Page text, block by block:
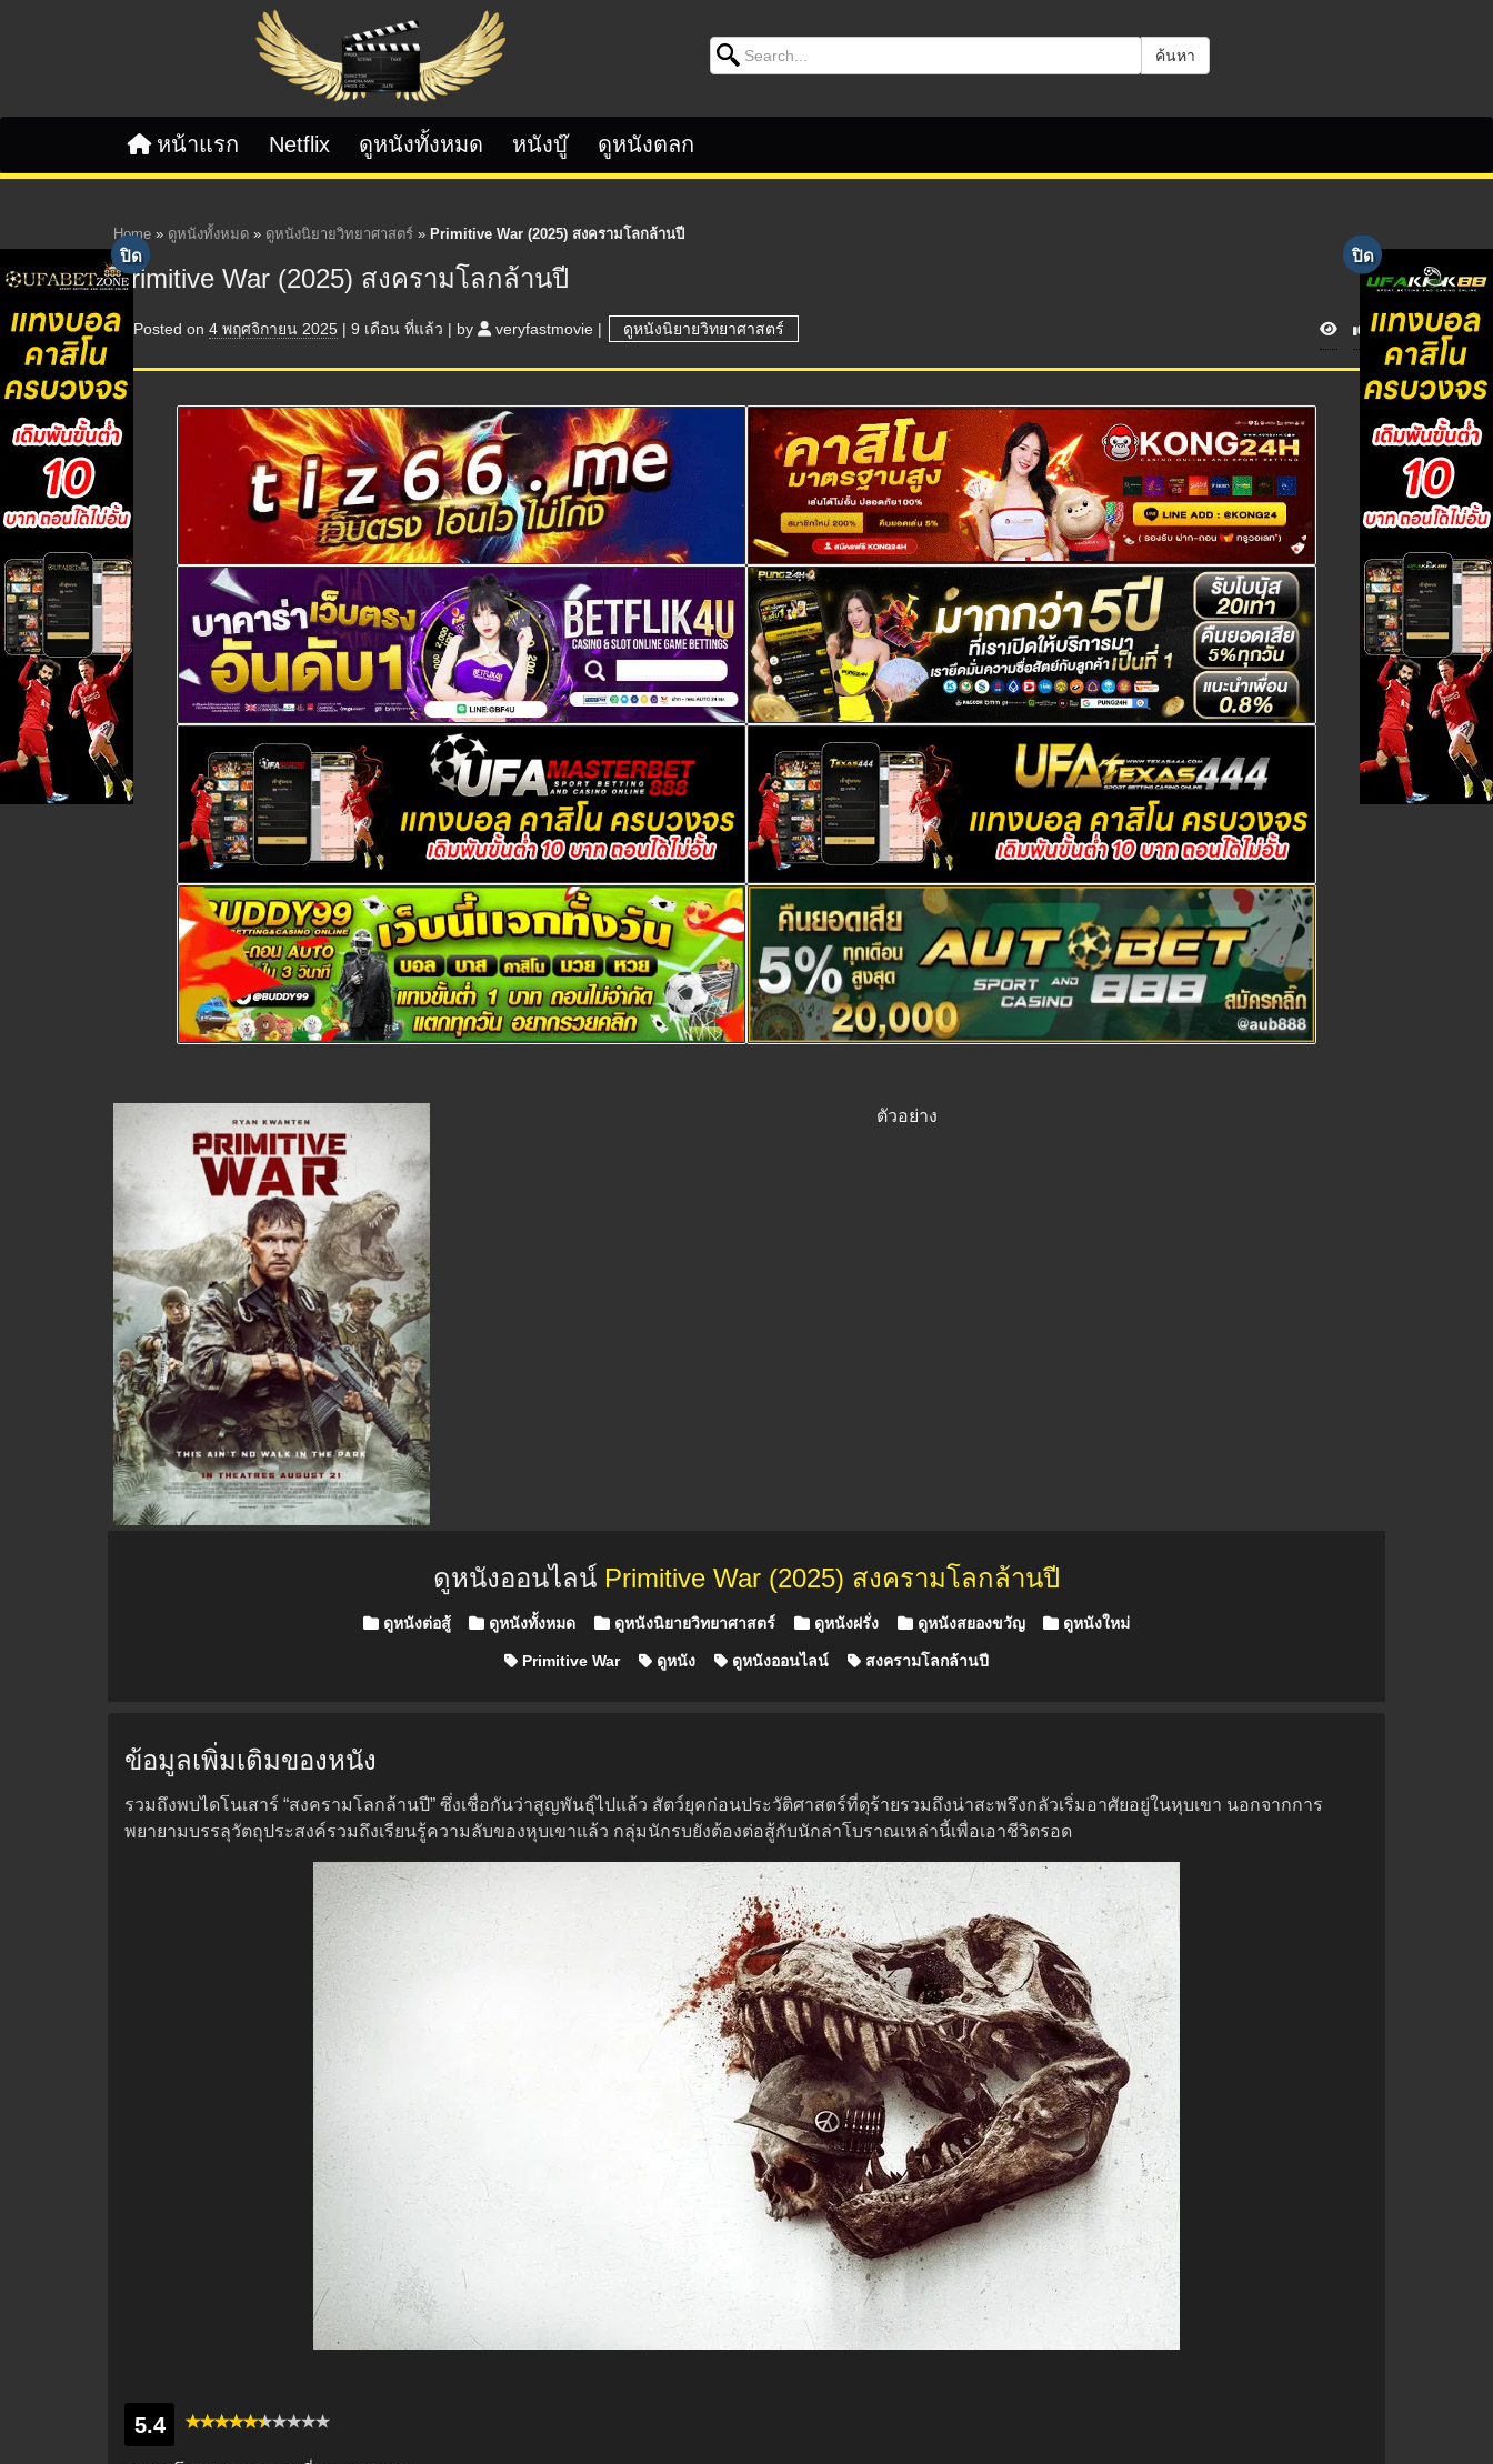
Search for: ค้นหา
หน้าแรก Netflix ดูหนังทั้งหมด หนังบู๊ ดูหนังตลก
Home » ดูหนังทั้งหมด » ดูหนังนิยายวิทยาศาสตร์ » Primitive War (2025) สงครามโลกล้านปี
Primitive War (2025) สงครามโลกล้านปี
Posted on 4 พฤศจิกายน 2025 | 9 เดือน ที่แล้ว | by veryfastmovie | ดูหนังนิยายวิทยาศาสตร์ V
i
ตัวอย่าง
ดูหนังออนไลน์ Primitive War (2025) สงครามโลกล้านปี
Posted in
ดูหนังต่อสู้ ดูหนังทั้งหมด ดูหนังนิยายวิทยาศาสตร์ ดูหนังฝรั่ง ดูหนังสยองขวัญ ดูหนังใหม่
Primitive War ดูหนัง ดูหนังออนไลน์ สงครามโลกล้านปี
ข้อมูลเพิ่มเติมของหนัง
รวมถึงพบไดโนเสาร์ “สงครามโลกล้านปี” ซึ่งเชื่อกันว่าสูญพันธุ์ไปแล้ว สัตว์ยุคก่อนประวัติศาสตร์ที่ดุร้ายรวมถึงน่าสะพรึงกลัวเริ่มอาศัยอยู่ในหุบเขา นอกจากการ
พยายามบรรลุวัตถุประสงค์รวมถึงเรียนรู้ความลับของหุบเขาแล้ว กลุ่มนักรบยังต้องต่อสู้กับนักล่าโบราณเหล่านี้เพื่อเอาชีวิตรอด
5.4